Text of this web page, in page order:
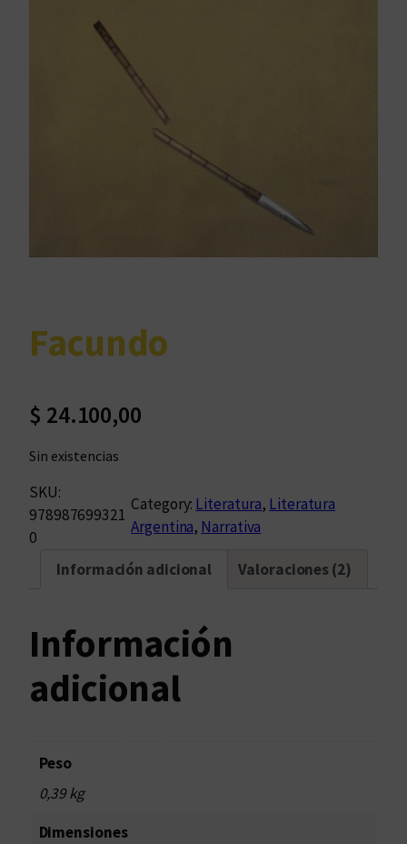
Facundo
$ 24.100,00
Sin existencias
SKU:
978987699321
0
Category: Literatura, Literatura
Argentina, Narrativa
Información adicional Valoraciones (2)
Información
adicional
Peso
0,39 kg
Dimensiones